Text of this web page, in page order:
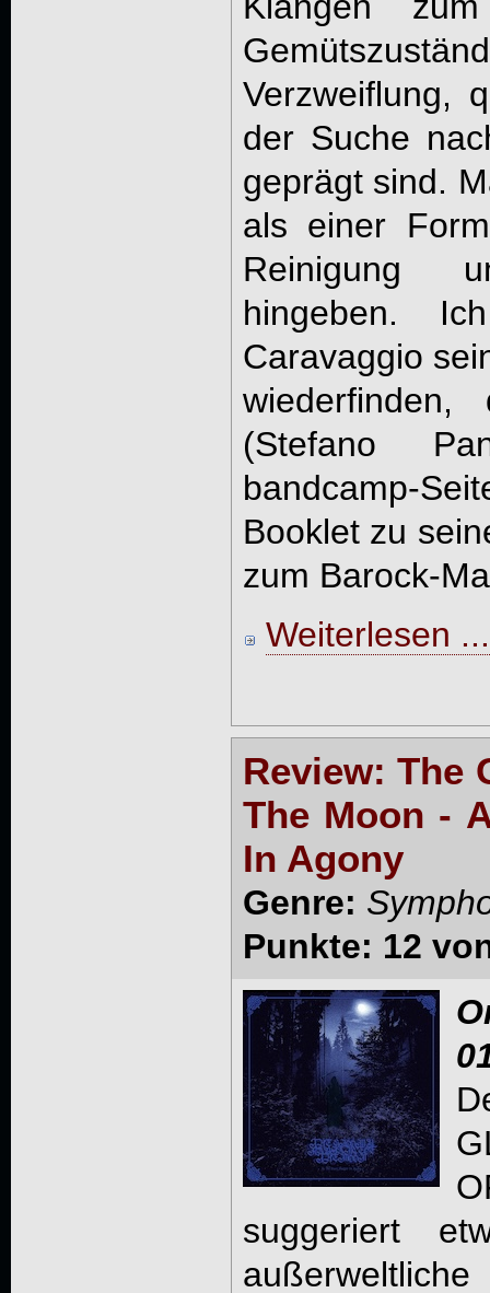
Verzweiflung,
der Suche
geprägt sind.
als einer
Reinigung
hingeben.
Caravaggio
wiederfinden,
(Stefano
bandcamp-
Booklet zu
zum Barock-
Weiterlesen ...
Review: The
The Moon -
In Agony
Genre:
Punkte: 12
suggeriert